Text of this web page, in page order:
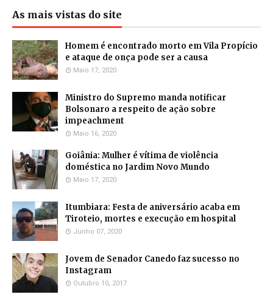
As mais vistas do site
Homem é encontrado morto em Vila Propício
e ataque de onça pode ser a causa
Maio 17, 2020
Ministro do Supremo manda notificar
Bolsonaro a respeito de ação sobre
impeachment
Maio 16, 2020
Goiânia: Mulher é vítima de violência
doméstica no Jardim Novo Mundo
Maio 17, 2020
Itumbiara: Festa de aniversário acaba em
Tiroteio, mortes e execução em hospital
Junho 07, 2020
Jovem de Senador Canedo faz sucesso no
Instagram
Outubro 10, 2017